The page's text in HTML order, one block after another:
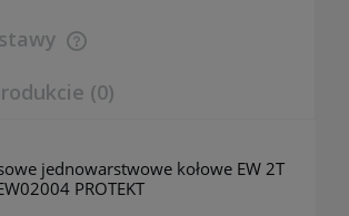
ewentualnych kosztów płatności
(0)
jednowarstwowe kołowe EW 2T
PROTEKT